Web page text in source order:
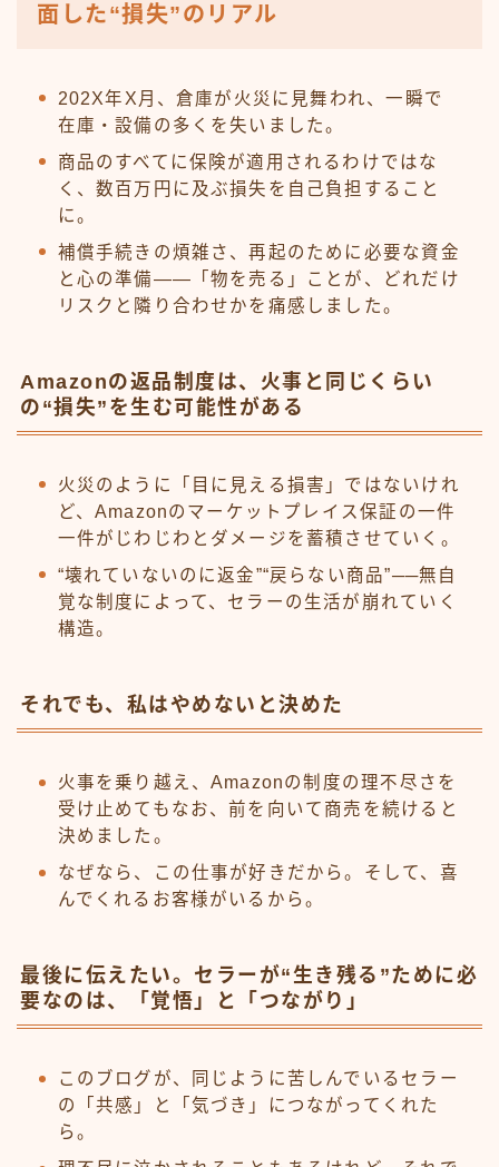
面した“損失”のリアル
202X年X月、倉庫が火災に見舞われ、一瞬で
在庫・設備の多くを失いました。
商品のすべてに保険が適用されるわけではな
く、数百万円に及ぶ損失を自己負担すること
に。
補償手続きの煩雑さ、再起のために必要な資金
と心の準備——「物を売る」ことが、どれだけ
リスクと隣り合わせかを痛感しました。
Amazonの返品制度は、火事と同じくらい
の“損失”を生む可能性がある
火災のように「目に見える損害」ではないけれ
ど、Amazonのマーケットプレイス保証の一件
一件がじわじわとダメージを蓄積させていく。
“壊れていないのに返金”“戻らない商品”──無自
覚な制度によって、セラーの生活が崩れていく
構造。
それでも、私はやめないと決めた
火事を乗り越え、Amazonの制度の理不尽さを
受け止めてもなお、前を向いて商売を続けると
決めました。
なぜなら、この仕事が好きだから。そして、喜
んでくれるお客様がいるから。
最後に伝えたい。セラーが“生き残る”ために必
要なのは、「覚悟」と「つながり」
このブログが、同じように苦しんでいるセラー
の「共感」と「気づき」につながってくれた
ら。